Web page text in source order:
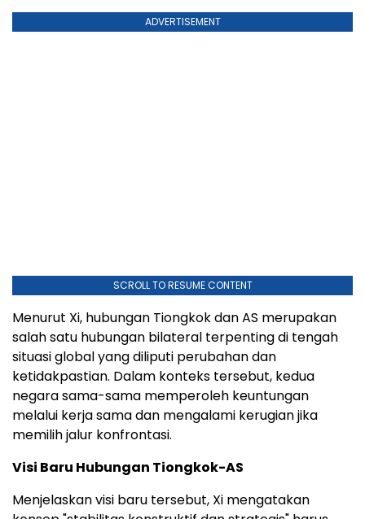
ADVERTISEMENT
SCROLL TO RESUME CONTENT
Menurut Xi, hubungan Tiongkok dan AS merupakan
salah satu hubungan bilateral terpenting di tengah
situasi global yang diliputi perubahan dan
ketidakpastian. Dalam konteks tersebut, kedua
negara sama-sama memperoleh keuntungan
melalui kerja sama dan mengalami kerugian jika
memilih jalur konfrontasi.
Visi Baru Hubungan Tiongkok-AS
Menjelaskan visi baru tersebut, Xi mengatakan